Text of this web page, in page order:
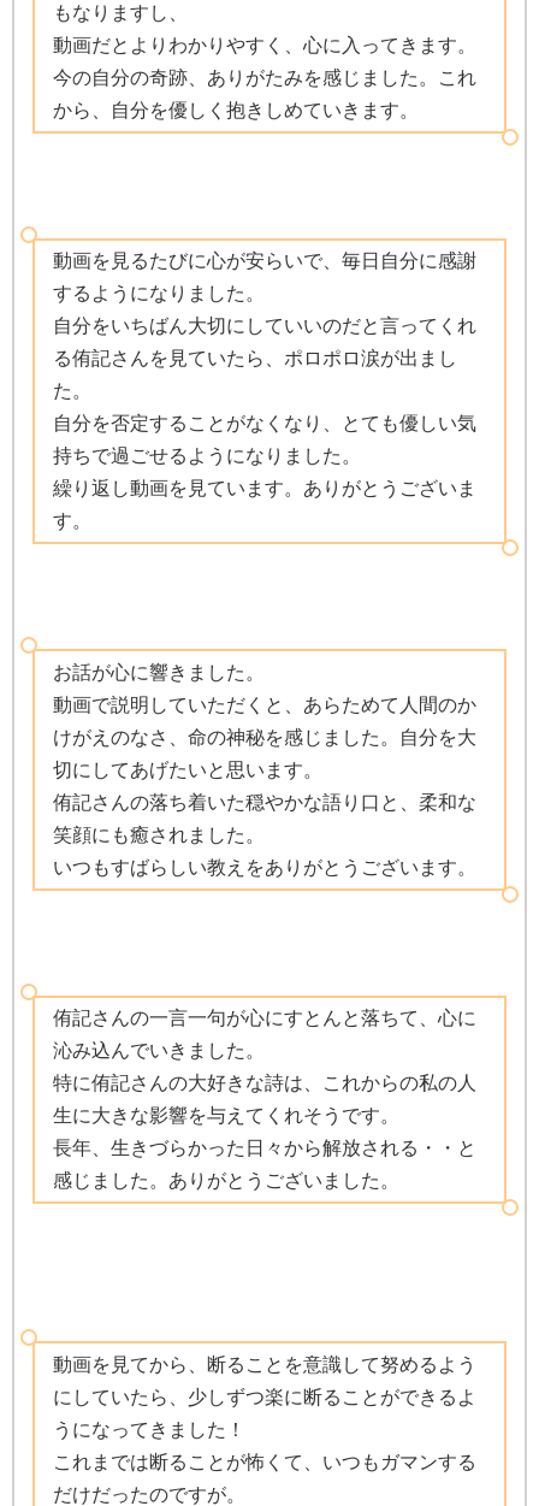
もなりますし、
動画だとよりわかりやすく、心に入ってきます。
今の自分の奇跡、ありがたみを感じました。これ
から、自分を優しく抱きしめていきます。
動画を見るたびに心が安らいで、毎日自分に感謝
するようになりました。
自分をいちばん大切にしていいのだと言ってくれ
る侑記さんを見ていたら、ポロポロ涙が出まし
た。
自分を否定することがなくなり、とても優しい気
持ちで過ごせるようになりました。
繰り返し動画を見ています。ありがとうございま
す。
お話が心に響きました。
動画で説明していただくと、あらためて人間のか
けがえのなさ、命の神秘を感じました。自分を大
切にしてあげたいと思います。
侑記さんの落ち着いた穏やかな語り口と、柔和な
笑顔にも癒されました。
いつもすばらしい教えをありがとうございます。
侑記さんの一言一句が心にすとんと落ちて、心に
沁み込んでいきました。
特に侑記さんの大好きな詩は、これからの私の人
生に大きな影響を与えてくれそうです。
長年、生きづらかった日々から解放される・・と
感じました。ありがとうございました。
動画を見てから、断ることを意識して努めるよう
にしていたら、少しずつ楽に断ることができるよ
うになってきました！
これまでは断ることが怖くて、いつもガマンする
だけだったのですが。